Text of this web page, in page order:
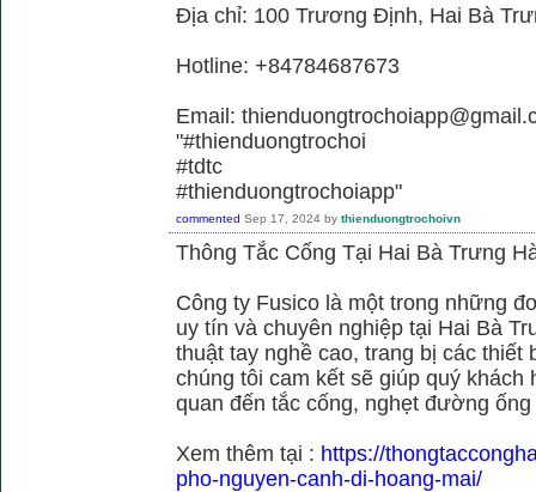
Địa chỉ: 100 Trương Định, Hai Bà
Hotline: +84784687673
Email:
"#thienduongtrochoi
#tdtc
#thienduongtrochoiapp"
commented Sep 17, 2024 by thienduongtrochoivn
Thông Tắc Cống Tại Hai Bà Trưng
Công ty Fusico là một trong những
uy tín và chuyên nghiệp tại Hai Bà
thuật tay nghề cao, trang bị các thiết
chúng tôi cam kết sẽ giúp quý
quan đến tắc cống, nghẹt đường
Xem thêm tại : https://
pho-nguyen-canh-di-hoang-mai/